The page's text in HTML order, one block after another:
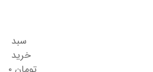
سبد
خرید
تومان ۰